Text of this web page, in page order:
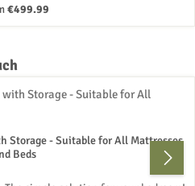
die Ihrem Schlafzimmer entweder
stilvolle und luxuriöse Note
und besonders gemütlicher
des Kopfteils: bezogene
oder Fernsehen im Bett.
Innenstruktur aus
für zuverlässige Stabilität und
• Geeignet für Matratze und
Schlaflösungen ganz nach Ihren
price:
€499.99
Storage - Suitable for All Mattresses
Beds